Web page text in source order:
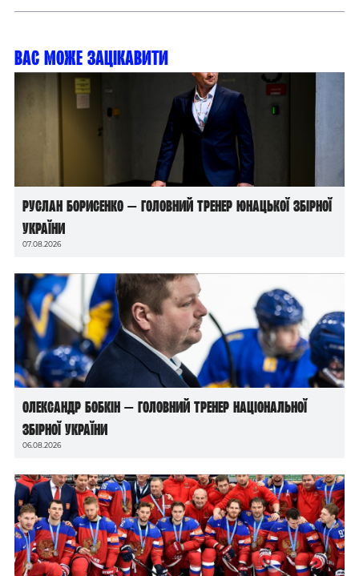
Вас може зацікавити
Руслан Борисенко — головний тренер юнацької збірної
України
07.08.2026
Олександр Бобкін — головний тренер національної
збірної України
06.08.2026